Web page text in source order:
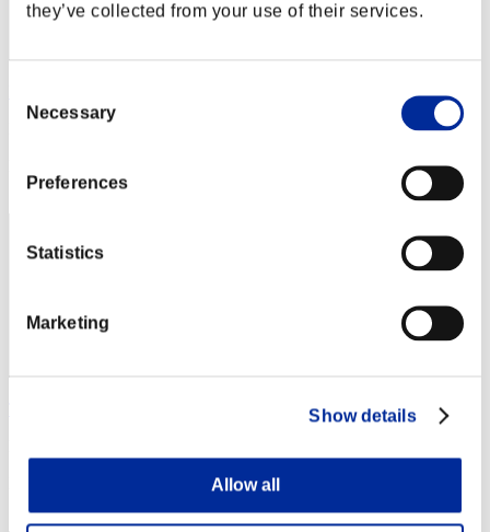
they’ve collected from your use of their services.
Selection
Necessary
Preferences
Statistics
Marketing
Show details
Allow all
Punteggio:Missions23/56'01"20
53